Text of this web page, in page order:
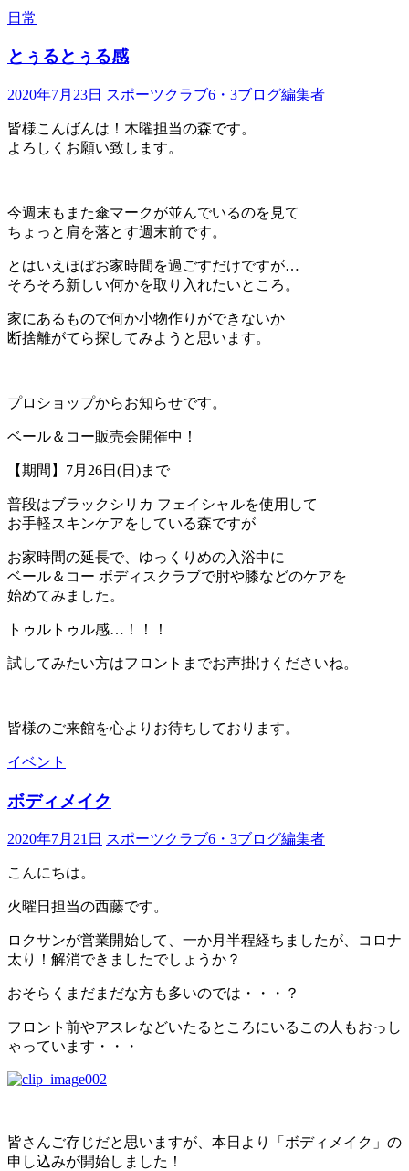
日常
とぅるとぅる感
2020年7月23日 スポーツクラブ6・3ブログ編集者
皆様こんばんは！木曜担当の森です。
よろしくお願い致します。
今週末もまた傘マークが並んでいるのを見て
ちょっと肩を落とす週末前です。
とはいえほぼお家時間を過ごすだけですが…
そろそろ新しい何かを取り入れたいところ。
家にあるもので何か小物作りができないか
断捨離がてら探してみようと思います。
プロショップからお知らせです。
ベール＆コー販売会開催中！
【期間】7月26日(日)まで
普段はブラックシリカ フェイシャルを使用して
お手軽スキンケアをしている森ですが
お家時間の延長で、ゆっくりめの入浴中に
ベール＆コー ボディスクラブで肘や膝などのケアを
始めてみました。
トゥルトゥル感…！！！
試してみたい方はフロントまでお声掛けくださいね。
皆様のご来館を心よりお待ちしております。
イベント
ボディメイク
2020年7月21日 スポーツクラブ6・3ブログ編集者
こんにちは。
火曜日担当の西藤です。
ロクサンが営業開始して、一か月半程経ちましたが、コロナ
太り！解消できましたでしょうか？
おそらくまだまだな方も多いのでは・・・？
フロント前やアスレなどいたるところにいるこの人もおっし
ゃっています・・・
皆さんご存じだと思いますが、本日より「ボディメイク」の
申し込みが開始しました！